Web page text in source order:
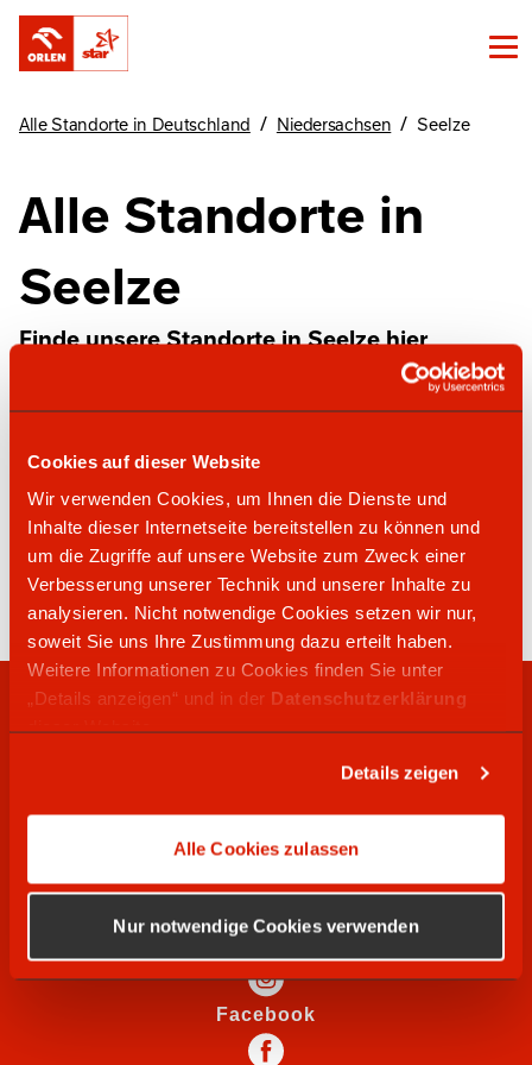
Cookies auf dieser Website
Wir verwenden Cookies, um Ihnen die Dienste und
Inhalte dieser Internetseite bereitstellen zu können und
um die Zugriffe auf unsere Website zum Zweck einer
Verbesserung unserer Technik und unserer Inhalte zu
analysieren. Nicht notwendige Cookies setzen wir nur,
soweit Sie uns Ihre Zustimmung dazu erteilt haben.
Weitere Informationen zu Cookies finden Sie unter
„Details anzeigen“ und in der Datenschutzerklärung
dieser Website.
Details zeigen
Alle Cookies zulassen
Nur notwendige Cookies verwenden
Alle Standorte in Deutschland / Niedersachsen / Seelze
Alle Standorte in
Seelze
Finde unsere Standorte in Seelze hier
star Tankstelle
05137 2295
Hannoversche Straße 81
30926 Seelze
RECHTLICHES
SOCIAL MEDIA
Instagram
Facebook